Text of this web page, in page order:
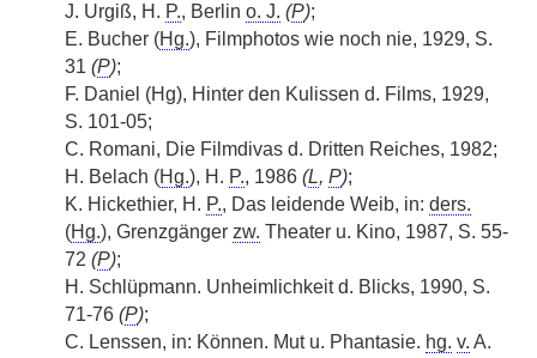
J. Urgiß, H. P., Berlin o. J. (P);
E. Bucher (Hg.), Filmphotos wie noch nie, 1929, S.
31 (P);
F. Daniel (Hg), Hinter den Kulissen d. Films, 1929,
S. 101-05;
C. Romani, Die Filmdivas d. Dritten Reiches, 1982;
H. Belach (Hg.), H. P., 1986 (L, P);
K. Hickethier, H. P., Das leidende Weib, in: ders.
(Hg.), Grenzgänger zw. Theater u. Kino, 1987, S. 55-
72 (P);
H. Schlüpmann. Unheimlichkeit d. Blicks, 1990, S.
71-76 (P);
C. Lenssen, in: Können. Mut u. Phantasie. hg. v. A.